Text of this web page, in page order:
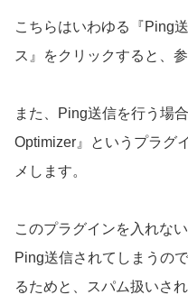
こちらはいわゆる『Ping
ス』をクリックすると、
また、Ping送信を行う場
Optimizer』というプラグ
メします。
このプラグインを入れな
Ping送信されてしまうの
るためと、スパム扱いさ